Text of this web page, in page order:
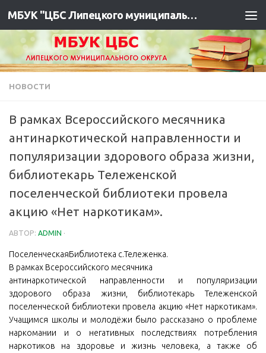
МБУК "ЦБС Липецкого муниципального района"
НОВОСТИ
В рамках Всероссийского месячника
антинаркотической направленности и
популяризации здорового образа жизни,
библиотекарь Тележенской
поселенческой библиотеки провела
акцию «Нет наркотикам».
АВТОР: ADMIN ·
ПоселенческаяБиблиотека с.Тележенка.
В рамках Всероссийского месячника
антинаркотической направленности и популяризации
здорового образа жизни, библиотекарь Тележенской
поселенческой библиотеки провела акцию «Нет наркотикам».
Учащимся школы и молодёжи было рассказано о проблеме
наркомании и о негативных последствиях потребления
наркотиков на здоровье и жизнь человека, а также об